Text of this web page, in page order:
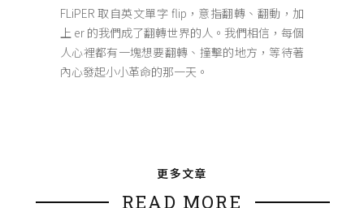
FLiPER 取自英文單字 flip，意指翻轉、翻動，加
上 er 的我們成了翻轉世界的人。我們相信，每個
人心裡都有一塊想要翻轉、撞擊的地方，等待著
內心發起小小革命的那一天。
更多文章
READ MORE